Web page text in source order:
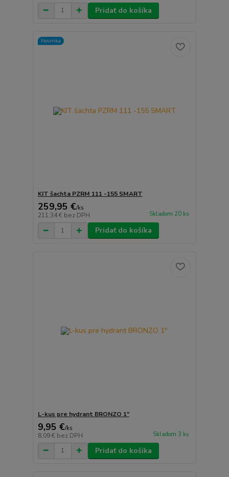
Pridať do košíka
Novinka
KIT šachta PZRM 111 -155 SMART
259,95 €/ks
211,34 € bez DPH Skladom 20 ks
Pridať do košíka
L-kus pre hydrant BRONZO 1"
9,95 €/ks
8,09 € bez DPH Skladom 3 ks
Pridať do košíka